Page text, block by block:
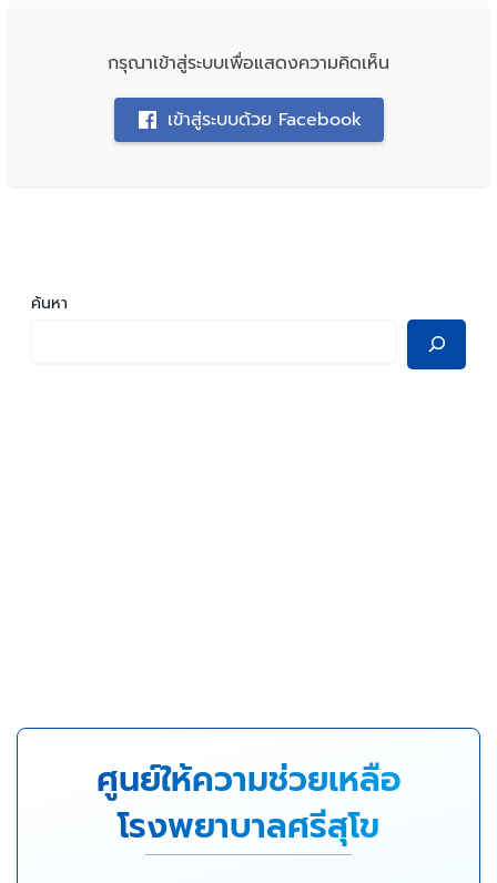
กรุณาเข้าสู่ระบบเพื่อแสดงความคิดเห็น
เข้าสู่ระบบด้วย Facebook
ค้นหา
ศูนย์ให้ความช่วยเหลือ
โรงพยาบาลศรีสุโข